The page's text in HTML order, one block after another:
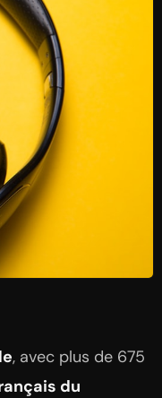
, avec plus de 675
du